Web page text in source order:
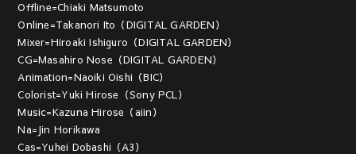
Offline=Chiaki Matsumoto
Online=Takanori Ito（DIGITAL GARDEN）
Mixer=Hiroaki Ishiguro（DIGITAL GARDEN）
CG=Masahiro Nose（DIGITAL GARDEN）
Animation=Naoiki Oishi（BIC）
Colorist=Yuki Hirose（Sony PCL）
Music=Kazuna Hirose（aiin）
Na=Jin Horikawa
Cas=Yuhei Dobashi（A3）